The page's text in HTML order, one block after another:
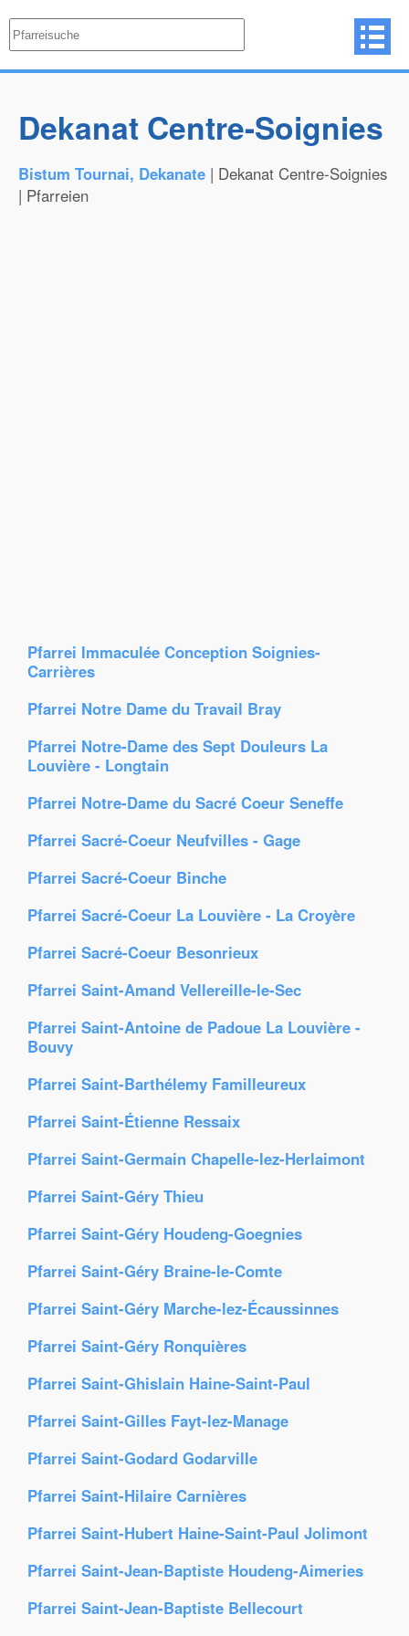
Dekanat Centre-Soignies
Bistum Tournai, Dekanate | Dekanat Centre-Soignies
| Pfarreien
Pfarrei Immaculée Conception Soignies-
Carrières
Pfarrei Notre Dame du Travail Bray
Pfarrei Notre-Dame des Sept Douleurs La
Louvière - Longtain
Pfarrei Notre-Dame du Sacré Coeur Seneffe
Pfarrei Sacré-Coeur Neufvilles - Gage
Pfarrei Sacré-Coeur Binche
Pfarrei Sacré-Coeur La Louvière - La Croyère
Pfarrei Sacré-Coeur Besonrieux
Pfarrei Saint-Amand Vellereille-le-Sec
Pfarrei Saint-Antoine de Padoue La Louvière -
Bouvy
Pfarrei Saint-Barthélemy Familleureux
Pfarrei Saint-Étienne Ressaix
Pfarrei Saint-Germain Chapelle-lez-Herlaimont
Pfarrei Saint-Géry Thieu
Pfarrei Saint-Géry Houdeng-Goegnies
Pfarrei Saint-Géry Braine-le-Comte
Pfarrei Saint-Géry Marche-lez-Écaussinnes
Pfarrei Saint-Géry Ronquières
Pfarrei Saint-Ghislain Haine-Saint-Paul
Pfarrei Saint-Gilles Fayt-lez-Manage
Pfarrei Saint-Godard Godarville
Pfarrei Saint-Hilaire Carnières
Pfarrei Saint-Hubert Haine-Saint-Paul Jolimont
Pfarrei Saint-Jean-Baptiste Houdeng-Aimeries
Pfarrei Saint-Jean-Baptiste Bellecourt